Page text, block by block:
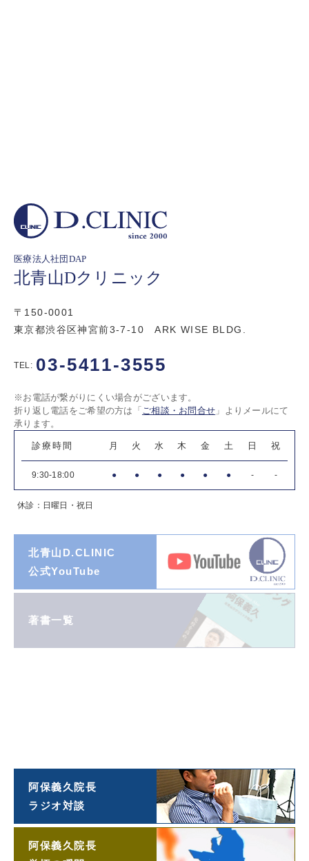
医療法人社団DAP
北青山Dクリニック
〒150-0001
東京都渋谷区神宮前3-7-10 ARK WISE BLDG.
TEL: 03-5411-3555
※お電話が繋がりにくい場合がございます。
折り返し電話をご希望の方は「 ご相談・お問合せ 」よりメールにて
承ります。
診療時間 月 火 水 木 金 土 日 祝
9:30-18:00 ● ● ● ● ● ● - -
休診：日曜日・祝日
北青山D.CLINIC
公式YouTube
著書一覧
阿保義久院長
ラジオ対談
阿保義久院長